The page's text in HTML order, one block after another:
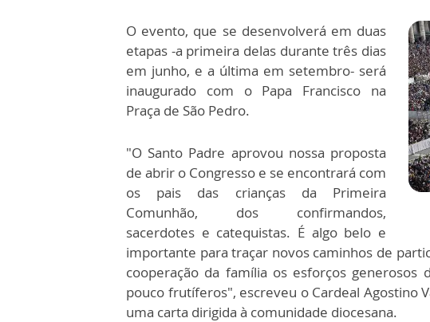
O evento, que se desenvolverá em duas
etapas -a primeira delas durante três dias
em junho, e a última em setembro- será
inaugurado com o Papa Francisco na
Praça de São Pedro.
"O Santo Padre aprovou nossa proposta
de abrir o Congresso e se encontrará com
os pais das crianças da Primeira
Comunhão, dos confirmandos,
sacerdotes e catequistas. É algo belo e
importante para traçar novos caminhos de
cooperação da família os esforços generosos
pouco frutíferos", escreveu o Cardeal Agostino
uma carta dirigida à comunidade diocesana.